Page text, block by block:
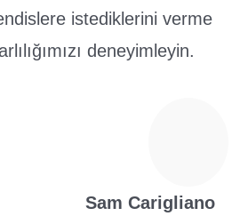
istediklerini verme
deneyimleyin.
Sam Carigliano